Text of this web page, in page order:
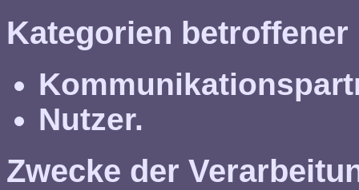
Kategorien betroffener
Nutzer.
Zwecke der